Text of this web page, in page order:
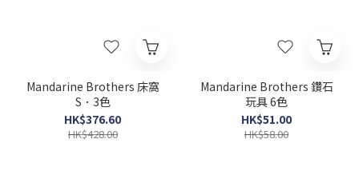
Mandarine Brothers 床窩
S．3色
HK$376.60
HK$428.00
Mandarine Brothers 鑽石
玩具 6色
HK$51.00
HK$58.00